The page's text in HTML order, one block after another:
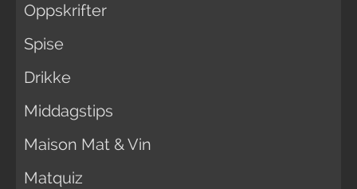
Oppskrifter
Spise
Drikke
Middagstips
Maison Mat & Vin
Matquiz